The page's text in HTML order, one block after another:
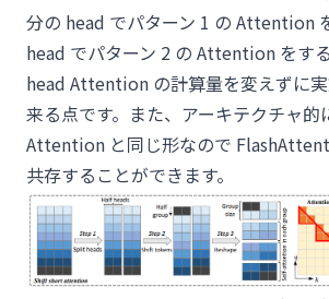
分の head でパターン 1 の Attention
head でパターン 2 の Attention をす
head Attention の計算量を変えずに
来る点です。また、アーキテクチャ的
Attention と同じ形なので
共存することができます。